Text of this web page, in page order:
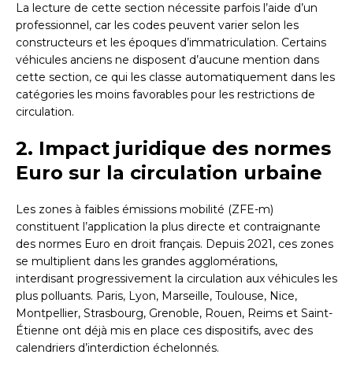
La lecture de cette section nécessite parfois l’aide d’un
professionnel, car les codes peuvent varier selon les
constructeurs et les époques d’immatriculation. Certains
véhicules anciens ne disposent d’aucune mention dans
cette section, ce qui les classe automatiquement dans les
catégories les moins favorables pour les restrictions de
circulation.
2. Impact juridique des normes
Euro sur la circulation urbaine
Les zones à faibles émissions mobilité (ZFE-m)
constituent l’application la plus directe et contraignante
des normes Euro en droit français. Depuis 2021, ces zones
se multiplient dans les grandes agglomérations,
interdisant progressivement la circulation aux véhicules les
plus polluants. Paris, Lyon, Marseille, Toulouse, Nice,
Montpellier, Strasbourg, Grenoble, Rouen, Reims et Saint-
Étienne ont déjà mis en place ces dispositifs, avec des
calendriers d’interdiction échelonnés.